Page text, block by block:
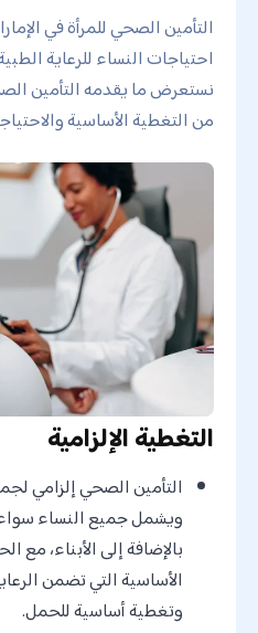
التأمين الصحي للمرأة في
احتياجات النساء للرعاية
نستعرض ما يقدمه التأمين
من التغطية الأساسية
التغطية الإلزامية
التأمين الصحي إلزامي
ويشمل جميع النساء
بالإضافة إلى الأبناء، مع
الأساسية التي تضمن
وتغطية أساسية للحمل.